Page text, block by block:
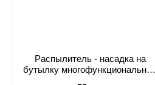
Распылитель - насадка на
бутылку многофункциональный